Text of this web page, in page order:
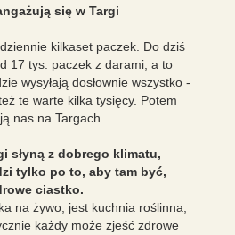
się w Targi
kilkaset paczek. Do dziś
17 tys. paczek z darami, a to
wysyłają dosłownie wszystko -
te warte kilka tysięcy. Potem
nas na Targach.
słyną z dobrego klimatu,
tylko po to, aby tam być,
ciastko.
na żywo, jest kuchnia roślinna,
każdy może zjeść zdrowe